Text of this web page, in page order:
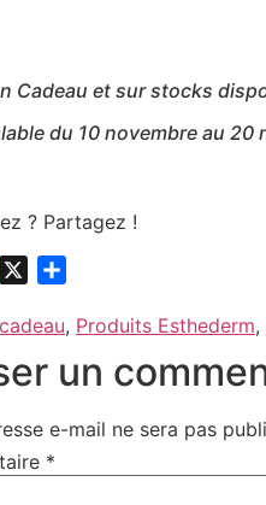
Cadeau et sur stocks
du 10 novembre au 20
? Partagez !
LinkedIn
cadeau, Produits Esthederm,
un
e-mail ne sera pas
*